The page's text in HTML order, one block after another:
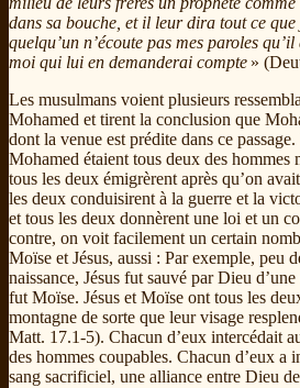
dans sa bouche, et il leur dira tout ce
quelqu’un n’écoute pas mes paroles
moi qui lui en demanderai compte »
Les musulmans voient plusieurs
Mohamed et tirent la conclusion que
dont la venue est prédite dans ce
Mohamed étaient tous deux des hommes
tous les deux émigrèrent après qu’on
les deux conduisirent à la guerre et la
et tous les deux donnèrent une loi et un
contre, on voit facilement un certain
Moïse et Jésus, aussi : Par exemple, peu
naissance, Jésus fut sauvé par Dieu
fut Moïse. Jésus et Moïse ont tous les
montagne de sorte que leur visage
Matt. 17.1-5). Chacun d’eux intercédait
des hommes coupables. Chacun d’eux a
sang sacrificiel, une alliance entre Dieu